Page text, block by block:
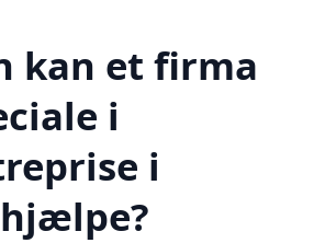
kan et firma
i
i